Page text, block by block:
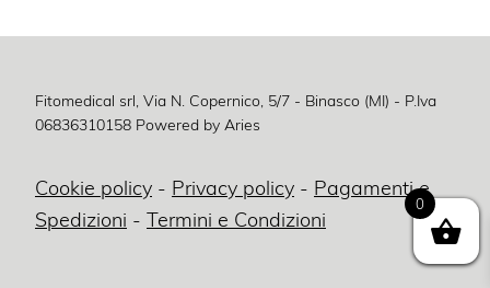
Fitomedical srl, Via N. Copernico, 5/7 - Binasco (MI) - P.Iva
06836310158 Powered by Aries
Cookie policy - Privacy policy - Pagamenti e
Spedizioni - Termini e Condizioni
0